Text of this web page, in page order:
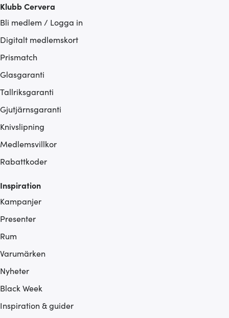
Klubb Cervera
Bli medlem / Logga in
Digitalt medlemskort
Prismatch
Glasgaranti
Tallriksgaranti
Gjutjärnsgaranti
Knivslipning
Medlemsvillkor
Rabattkoder
Inspiration
Kampanjer
Presenter
Rum
Varumärken
Nyheter
Black Week
Inspiration & guider